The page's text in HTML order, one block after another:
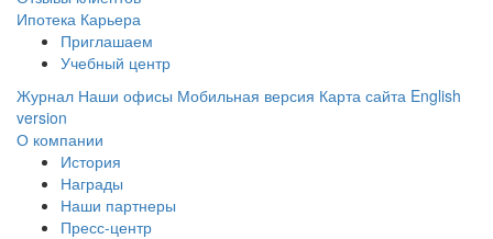
Ипотека Карьера
Приглашаем
Учебный центр
Журнал Наши офисы Мобильная версия Карта сайта English
version
О компании
История
Награды
Наши партнеры
Пресс-центр